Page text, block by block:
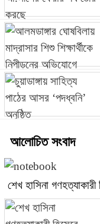
আলোচিত সংবাদ
শেখ হাসিনা গণহত্যাকারী